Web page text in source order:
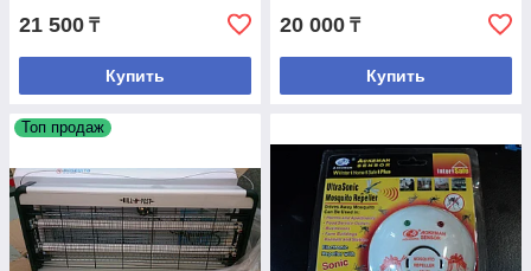
21 500 ₸
Купить
20 000 ₸
Купить
Топ продаж